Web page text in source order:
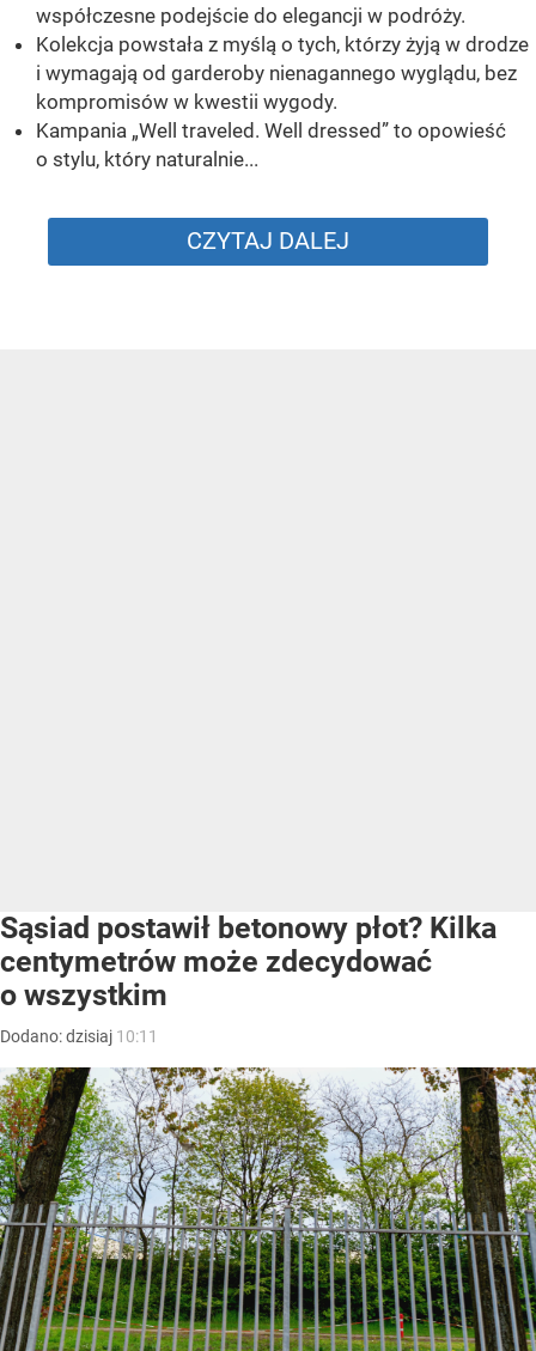
współczesne podejście do elegancji w podróży.
Kolekcja powstała z myślą o tych, którzy żyją w drodze
i wymagają od garderoby nienagannego wyglądu, bez
kompromisów w kwestii wygody.
Kampania „Well traveled. Well dressed” to opowieść
o stylu, który naturalnie...
CZYTAJ DALEJ
Sąsiad postawił betonowy płot? Kilka
centymetrów może zdecydować
o wszystkim
Dodano:dzisiaj 10:11